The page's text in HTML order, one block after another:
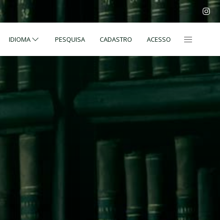
IDIOMA PESQUISA CADASTRO ACESSO